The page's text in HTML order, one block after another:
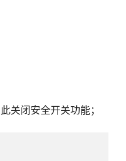
关闭安全开关功能；